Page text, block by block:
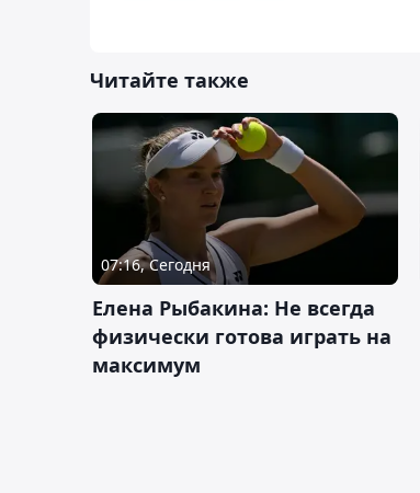
Читайте также
07:16, Сегодня
Елена Рыбакина: Не всегда
физически готова играть на
максимум